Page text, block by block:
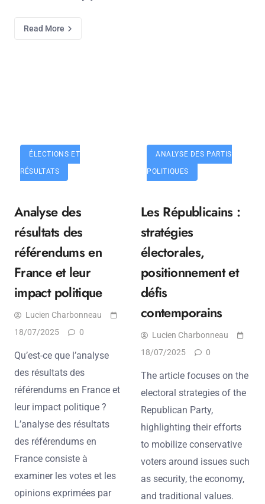
Read More
ÉLECTIONS ET
RÉSULTATS
Analyse des
résultats des
référendums en
France et leur
impact politique
Lucien Charbonneau
18/07/2025
0
Qu’est-ce que l’analyse
des résultats des
référendums en France et
leur impact politique ?
L’analyse des résultats
des référendums en
France consiste à
examiner les votes et les
opinions exprimées par
ANALYSE DES PARTIS
POLITIQUES
Les Républicains :
stratégies
électorales,
positionnement et
défis
contemporains
Lucien Charbonneau
18/07/2025
0
The article focuses on the
electoral strategies of the
Republican Party,
highlighting their efforts
to mobilize conservative
voters around issues such
as security, the economy,
and traditional values.